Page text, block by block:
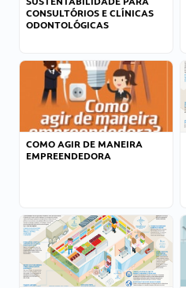
CONSULTÓRIOS E CLÍNICAS
ODONTOLÓGICAS
COMO AGIR DE MANEIRA
EMPREENDEDORA